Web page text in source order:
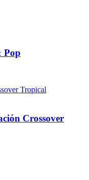
Pop
Tropical
Crossover